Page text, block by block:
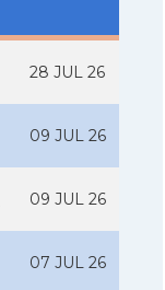
28 JUL 26
09 JUL 26
09 JUL 26
07 JUL 26